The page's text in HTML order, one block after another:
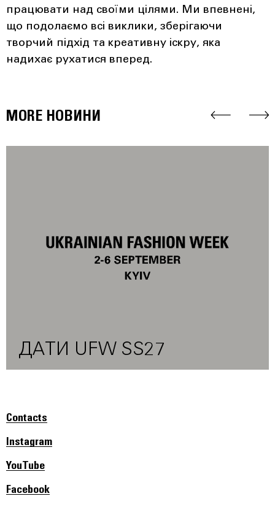
працювати над своїми цілями. Ми впевнені,
що подолаємо всі виклики, зберігаючи
творчий підхід та креативну іскру, яка
надихає рухатися вперед.
MORE НОВИНИ
ДАТИ UFW SS27
Contacts
Instagram
YouTube
Facebook